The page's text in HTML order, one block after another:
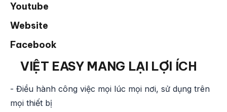
Youtube
Website
Facebook
VIỆT EASY MANG LẠI LỢI ÍCH
- Điều hành công việc mọi lúc mọi nơi, sử dụng trên
mọi thiết bị